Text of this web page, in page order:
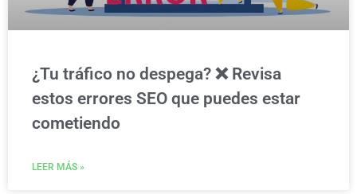
¿Tu tráfico no despega? ❌ Revisa
estos errores SEO que puedes estar
cometiendo
LEER MÁS »